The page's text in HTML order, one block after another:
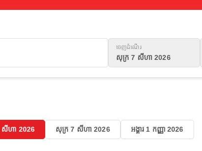
ចេញដំណើរ
សុក្រ 7 សីហា 2026
សីហា 2026 សុក្រ 7 សីហា 2026 អង្គារ 1 កញ្ញា 2026